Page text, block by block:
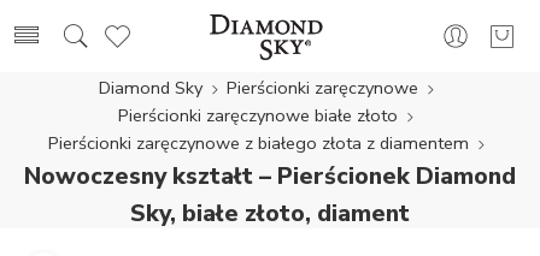
Diamond Sky
Pierścionki zaręczynowe
Pierścionki zaręczynowe białe złoto
Pierścionki zaręczynowe z białego złota z diamentem
Nowoczesny kształt – Pierścionek Diamond
Sky, białe złoto, diament